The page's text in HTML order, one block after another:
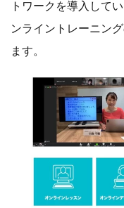
トワークを導入して
ンライントレーニン
ます。